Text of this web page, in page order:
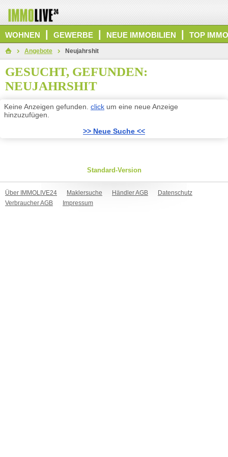
WOHNEN GEWERBE NEUE IMMOBILIEN TOP
Angebote Neujahrshit
GESUCHT, GEFUNDEN:
NEUJAHRSHIT
Keine Anzeigen gefunden. click um eine neue Anzeige
hinzuzufügen.
>> Neue Suche <<
Standard-Version
Über IMMOLIVE24 Maklersuche Händler AGB
Datenschutz
Verbraucher AGB
Impressum